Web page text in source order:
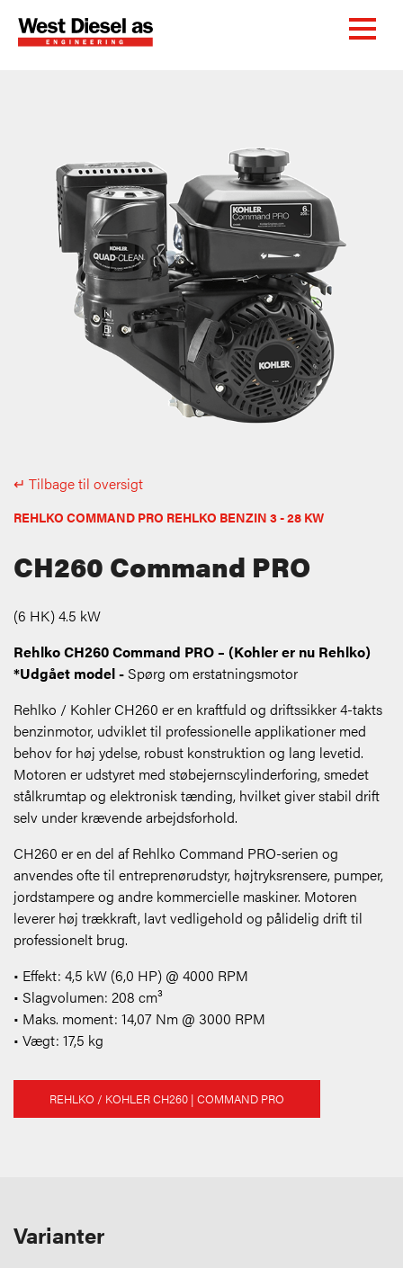
↵ Tilbage til oversigt
REHLKO COMMAND PRO REHLKO BENZIN 3 - 28 KW
CH260 Command PRO
(6 HK) 4.5 kW
Rehlko CH260 Command PRO – (Kohler er nu Rehlko)
*Udgået model - Spørg om erstatningsmotor
Rehlko / Kohler CH260 er en kraftfuld og driftssikker 4-takts
benzinmotor, udviklet til professionelle applikationer med
behov for høj ydelse, robust konstruktion og lang levetid.
Motoren er udstyret med støbejernscylinderforing, smedet
stålkrumtap og elektronisk tænding, hvilket giver stabil drift
selv under krævende arbejdsforhold.
CH260 er en del af Rehlko Command PRO-serien og
anvendes ofte til entreprenørudstyr, højtryksrensere, pumper,
jordstampere og andre kommercielle maskiner. Motoren
leverer høj trækkraft, lavt vedligehold og pålidelig drift til
professionelt brug.
• Effekt: 4,5 kW (6,0 HP) @ 4000 RPM
• Slagvolumen: 208 cm³
• Maks. moment: 14,07 Nm @ 3000 RPM
• Vægt: 17,5 kg
REHLKO / KOHLER CH260 | COMMAND PRO
Varianter